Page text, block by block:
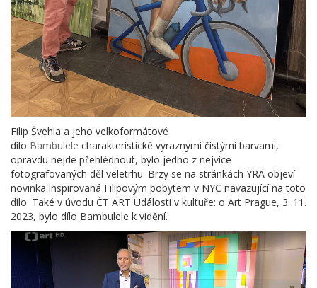
Filip Švehla a jeho velkoformátové
dílo Bambulele charakteristické výraznými čistými barvami,
opravdu nejde přehlédnout, bylo jedno z nejvíce
fotografovaných děl veletrhu. Brzy se na stránkách YRA objeví
novinka inspirovaná Filipovým pobytem v NYC navazující na toto
dílo. Také v úvodu ČT ART Události v kultuře: o Art Prague, 3. 11.
2023, bylo dílo Bambulele k vidění.